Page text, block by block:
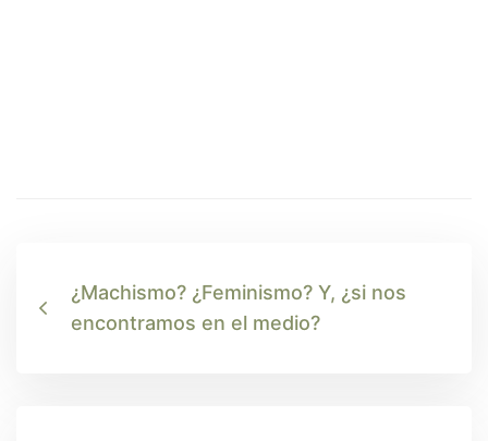
¿Machismo? ¿Feminismo? Y, ¿si nos
encontramos en el medio?